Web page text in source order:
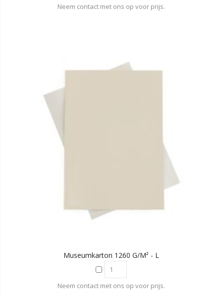
Neem contact met ons op voor prijs.
Museumkarton 1260 G/m² - L
Neem contact met ons op voor prijs.